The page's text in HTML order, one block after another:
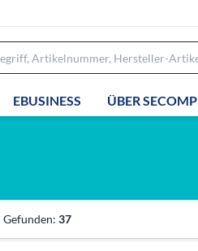
EBUSINESS ÜBER SECOMP
Gefunden: 37